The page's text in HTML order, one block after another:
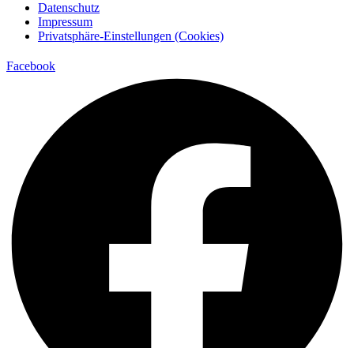
Datenschutz
Impressum
Privatsphäre-Einstellungen (Cookies)
Facebook